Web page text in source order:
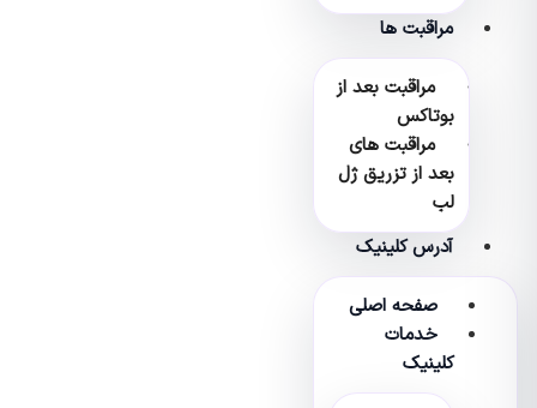
مراقبت ها
مراقبت بعد از
بوتاکس
مراقبت های
بعد از تزریق ژل
لب
آدرس کلینیک
صفحه اصلی
خدمات
کلینیک